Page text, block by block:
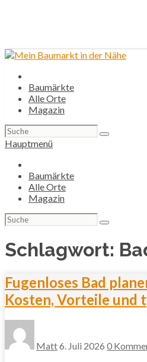
Baumärkte
Alle Orte
Magazin
Suchen
nach:
Hauptmenü
Baumärkte
Alle Orte
Magazin
Suchen
nach:
Schlagwort:
Fugenloses Bad
Kosten, Vorteile und
Matt6. Juli 2026 0